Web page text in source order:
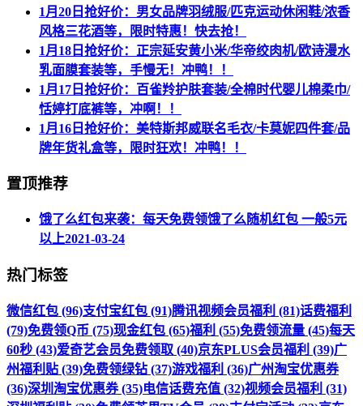
1月20日抢好价：男女品牌羽绒服/匹克运动休闲鞋/浓香
风格三花酒等，限时特惠！快去抢！
1月18日抢好价：正宗延安黄小米/华帝绞肉机/欧诗漫水
乳面膜套装等，手慢无！冲鸭！！
1月17日抢好价：百雀羚护肤套装/全棉时代婴儿棉柔巾/
恬婷打底裤等，冲啊！！
1月16日抢好价：美特斯邦威联名毛衣/卡莫妮四件套/品
牌年货礼盒等，限时狂欢！冲鸭！！
置顶推荐
饿了么红包来袭：每天免费领饿了么随机红包 一般5元
以上2021-03-24
热门标签
微信红包 (96)支付宝红包 (91)腾讯视频会员福利 (81)话费福利
(79)免费领Q币 (75)现金红包 (65)福利 (55)免费领流量 (45)每天
60秒 (43)爱奇艺会员免费领取 (40)京东PLUS会员福利 (39)广
州福利贴 (39)免费领绿钻 (37)游戏福利 (36)广州淘宝优惠券
(36)深圳淘宝优惠券 (35)电信话费充值 (32)视频会员福利 (31)